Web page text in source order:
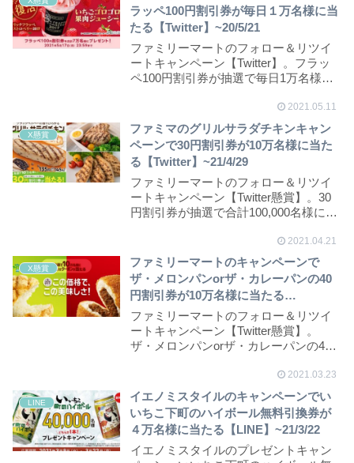
ラッペ100円割引券が毎日１万名様に当
たる【Twitter】~20/5/21
ファミリーマートのフォロー＆リツイ
ートキャンペーン【Twitter】。フラッ
ペ100円割引券が抽選で毎日1万名様、
2021.05.11
X懸賞
ファミマのグリルサラダチキンキャン
ペーンで30円割引券が10万名様に当た
る【Twitter】~21/4/29
ファミリーマートのフォロー＆リツイ
ートキャンペーン【Twitter懸賞】。30
円割引券が抽選で合計100,000名様に
2021.04.21
X懸賞
ファミリーマートのキャンペーンで
ザ・メロンパンorザ・カレーパンの40
円割引券が10万名様に当たる
【Twitter】~21/4/1
ファミリーマートのフォロー＆リツイ
ートキャンペーン【Twitter懸賞】。
ザ・メロンパンorザ・カレーパンの40
2021.03.23
LINE
イエノミスタイルのキャンペーンでい
いちこ下町のハイボール無料引換券が
４万名様に当たる【LINE】~21/3/22
イエノミスタイルのプレゼントキャン